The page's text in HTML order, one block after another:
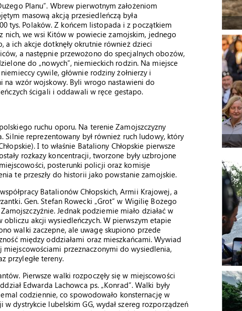
Planu”. Wbrew pierwotnym założeniom
masową akcją przesiedleńczą była
tys. Polaków. Z końcem listopada i z początkiem
nich, we wsi Kitów w powiecie zamojskim, jednego
ich akcje dotknęły okrutnie również dzieci
a następnie przewożono do specjalnych obozów,
do „nowych”, niemieckich rodzin. Na miejsce
cywile, głównie rodziny żołnierzy i
wzór wojskowy. Byli wrogo nastawieni do
ścigali i oddawali w ręce gestapo.
ruchu oporu. Na terenie Zamojszczyzny
Silnie reprezentowany był również ruch ludowy, który
I to właśnie Bataliony Chłopskie pierwsze
rozkazy koncentracji, tworzone były uzbrojone
posterunki policji oraz komisje
te przeszły do historii jako powstanie zamojskie.
Batalionów Chłopskich, Armii Krajowej, a
Gen. Stefan Rowecki „Grot” w Wigilię Bożego
Jednak podziemie miało działać w
akcji wysiedleńczych. W pierwszym etapie
walki zaczepne, ale uwagę skupiono przede
między oddziałami oraz mieszkańcami. Wywiad
przeznaczonymi do wysiedlenia,
przyległe tereny.
Pierwsze walki rozpoczęły się w miejscowości
Edwarda Lachowca ps. „Konrad”. Walki były
codziennie, co spowodowało konsternację w
dystrykcie lubelskim GG, wydał szereg rozporządzeń